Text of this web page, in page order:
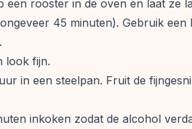
een rooster in de oven en laat ze
45 minuten). Gebruik een
look fijn.
in een steelpan. Fruit de
inkoken zodat de alcohol